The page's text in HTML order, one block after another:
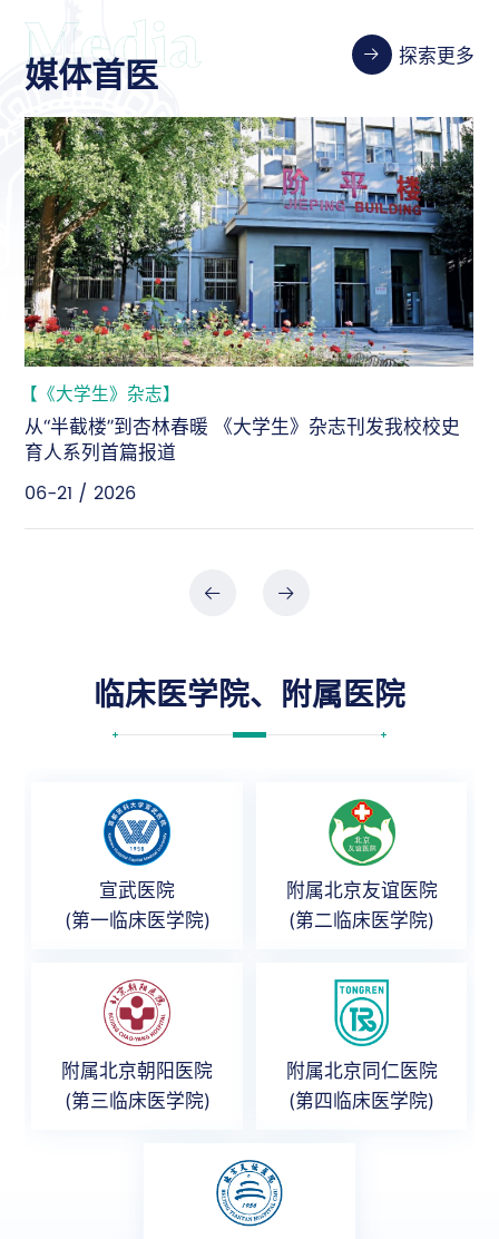
媒体首医 探索更多
【《大学生》杂志】
从“半截楼”到杏林春暖 《大学生》杂志刊发我校校史
育人系列首篇报道
06-21 / 2026
临床医学院、附属医院
宣武医院
(第一临床医学院)
附属北京友谊医院
(第二临床医学院)
附属北京朝阳医院
(第三临床医学院)
附属北京同仁医院
(第四临床医学院)